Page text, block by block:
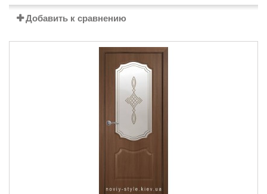
Добавить к сравнению